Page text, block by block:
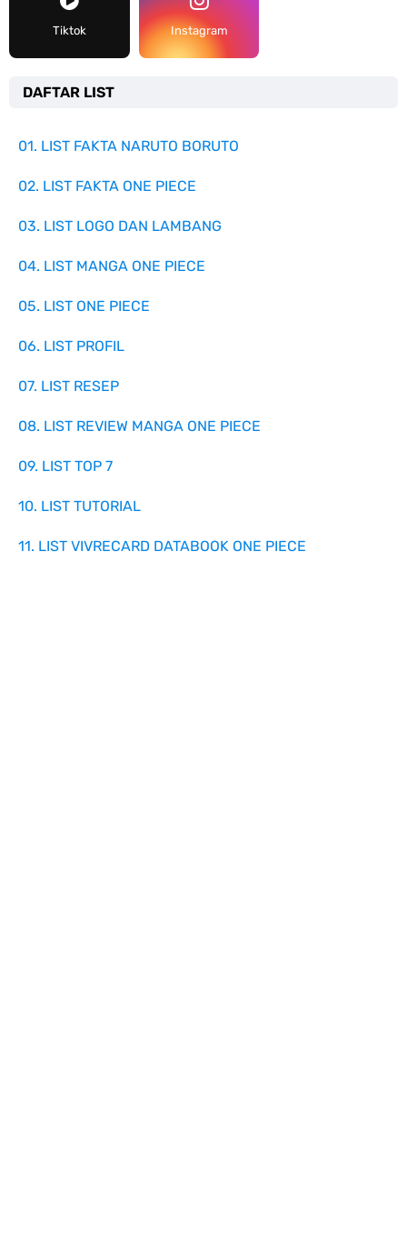
Tiktok Instagram
DAFTAR LIST
01. LIST FAKTA NARUTO BORUTO
02. LIST FAKTA ONE PIECE
03. LIST LOGO DAN LAMBANG
04. LIST MANGA ONE PIECE
05. LIST ONE PIECE
06. LIST PROFIL
07. LIST RESEP
08. LIST REVIEW MANGA ONE PIECE
09. LIST TOP 7
10. LIST TUTORIAL
11. LIST VIVRECARD DATABOOK ONE PIECE